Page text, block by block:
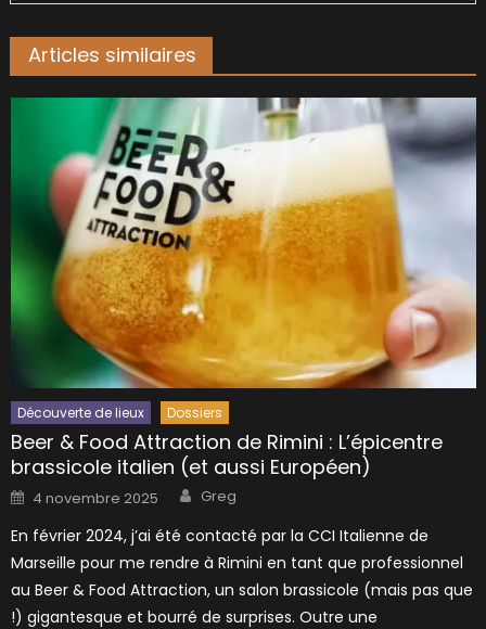
Articles similaires
Découverte de lieux Dossiers
Beer & Food Attraction de Rimini : L’épicentre
brassicole italien (et aussi Européen)
Posted
on
4 novembre 2025 Author
Greg
En février 2024, j’ai été contacté par la CCI Italienne de
Marseille pour me rendre à Rimini en tant que professionnel
au Beer & Food Attraction, un salon brassicole (mais pas que
!) gigantesque et bourré de surprises. Outre une